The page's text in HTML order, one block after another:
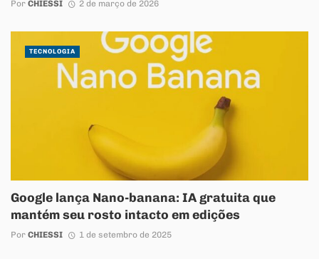
Por CHIESSI 2 de março de 2026
Google lança Nano-banana: IA gratuita que
mantém seu rosto intacto em edições
Por CHIESSI 1 de setembro de 2025
TECNOLOGIA